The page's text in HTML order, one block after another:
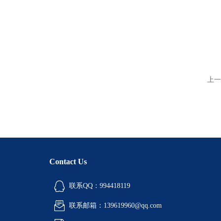
上
Contact Us
联系QQ：994418119
联系邮箱：139619960@qq.com